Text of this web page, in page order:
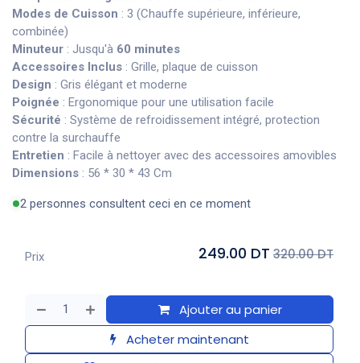
Modes de Cuisson : 3 (Chauffe supérieure, inférieure,
combinée)
Minuteur : Jusqu'à 60 minutes
Accessoires Inclus : Grille, plaque de cuisson
Design : Gris élégant et moderne
Poignée : Ergonomique pour une utilisation facile
Sécurité : Système de refroidissement intégré, protection
contre la surchauffe
Entretien : Facile à nettoyer avec des accessoires amovibles
Dimensions : 56 * 30 * 43 Cm
2 personnes consultent ceci en ce moment
Ajouter au panier
Acheter maintenant
Prix 249.00 DT 320.00 DT